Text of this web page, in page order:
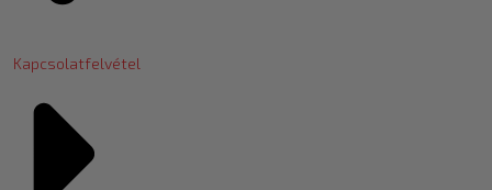
Kapcsolatfelvétel